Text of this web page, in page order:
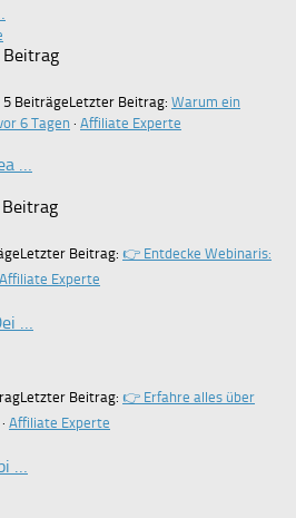
5 BeiträgeLetzter Beitrag: Warum ein
6 Tagen · Affiliate Experte
…
Letzter Beitrag: 👉 Entdecke Webinaris:
Affiliate Experte
…
Letzter Beitrag: 👉 Erfahre alles über
· Affiliate Experte
…